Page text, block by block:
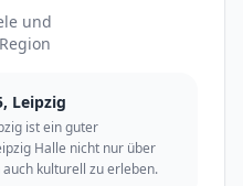
und
Leipzig
ist ein guter
Halle nicht nur über
kulturell zu erleben.